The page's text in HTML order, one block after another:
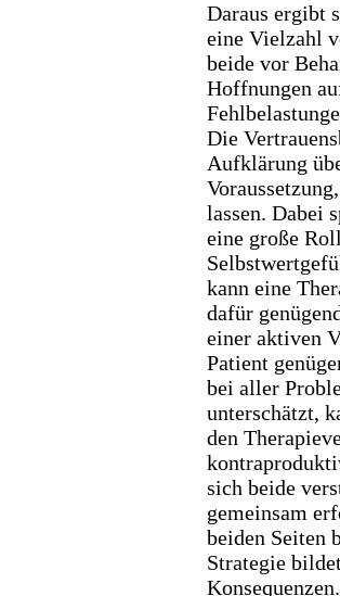
Daraus ergibt
eine Vielzahl
beide vor
Hoffnungen
Die
Aufklärung
lassen. Dabei
eine große
kann eine
dafür
einer aktiven
Patient
bei aller
unterschätzt,
den
sich beide
gemeinsam
beiden Seiten
Strategie